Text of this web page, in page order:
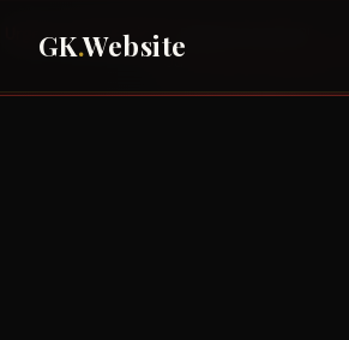
GK.Website
Urgence réputation ?
ou